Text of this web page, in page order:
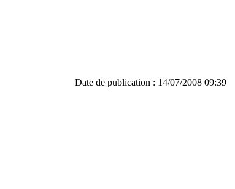
Date de publication : 14/07/2008 09:39